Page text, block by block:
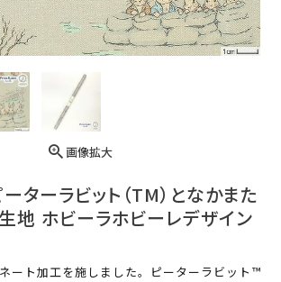
画像拡大
ターラビット（TM）となかまた
地 ホビーラホビーレデザイン
ート加工を施しました。ピーターラビット™